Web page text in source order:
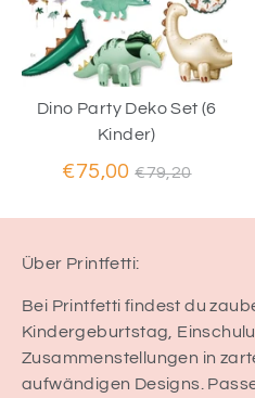
Dino Party Deko Set (6
Kinder)
€75,00 Normaler
€79,20
Über Printfetti:
Bei Printfetti findest du
Kindergeburtstag,
Zusammenstellungen in
aufwändigen Designs.